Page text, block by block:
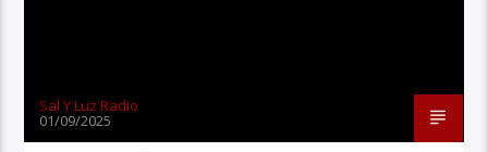
Sal Y Luz Radio
01/09/2025